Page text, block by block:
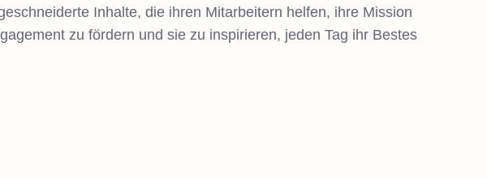
Inhalte, die ihren Mitarbeitern helfen, ihre Mission
zu fördern und sie zu inspirieren, jeden Tag ihr Bestes